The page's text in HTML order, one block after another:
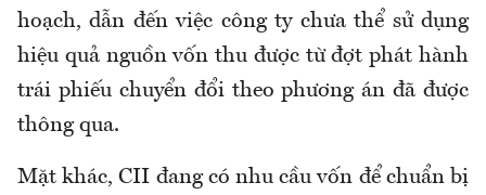
hoạch, dẫn đến việc công ty chưa thể sử dụng
hiệu quả nguồn vốn thu được từ đợt phát hành
trái phiếu chuyển đổi theo phương án đã được
thông qua.
Mặt khác, CII đang có nhu cầu vốn để chuẩn bị